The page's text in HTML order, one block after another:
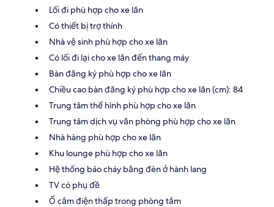
Lối đi phù hợp cho xe lăn
Có thiết bị trợ thính
Nhà vệ sinh phù hợp cho xe lăn
Có lối đi lại cho xe lăn đến thang máy
Bàn đăng ký phù hợp cho xe lăn
Chiều cao bàn đăng ký phù hợp cho xe lăn (cm): 84
Trung tâm thể hình phù hợp cho xe lăn
Trung tâm dịch vụ văn phòng phù hợp cho xe lăn
Nhà hàng phù hợp cho xe lăn
Khu lounge phù hợp cho xe lăn
Hệ thống báo cháy bằng đèn ở hành lang
TV có phụ đề
Ổ cắm điện thấp trong phòng tắm